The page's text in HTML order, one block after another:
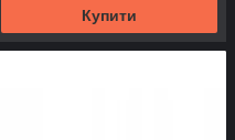
Купити